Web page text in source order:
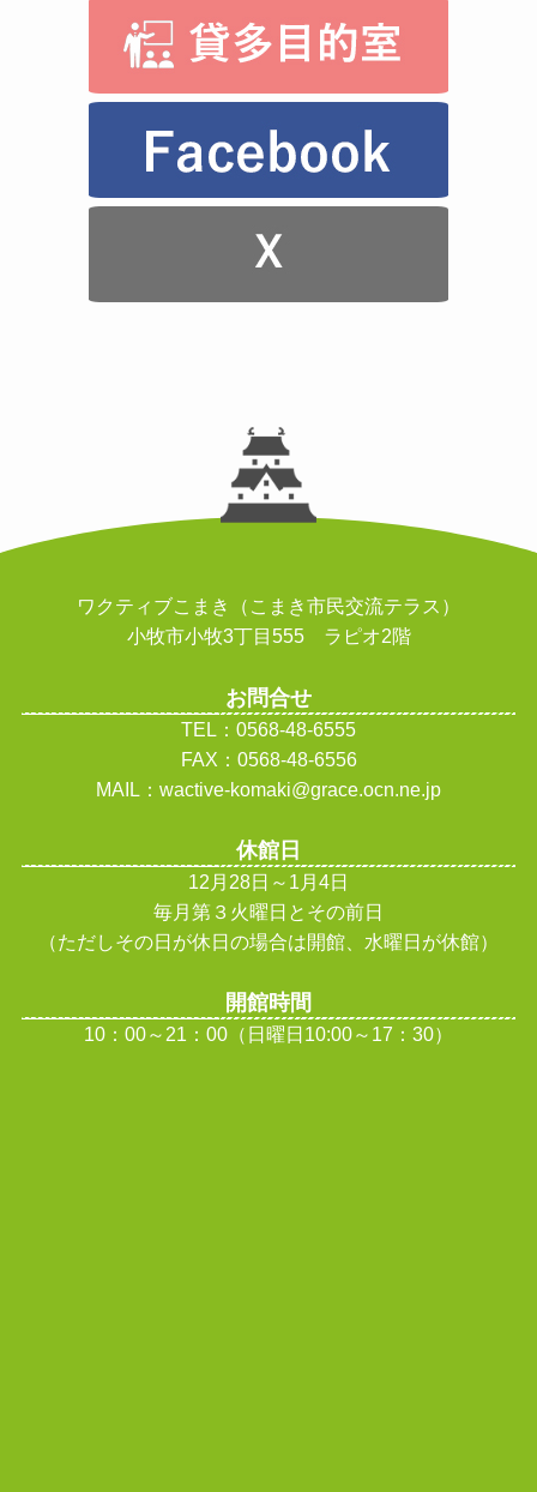
ワクティブこまき（こまき市民交流テラス）
小牧市小牧3丁目555 ラピオ2階
お問合せ
TEL：0568-48-6555
FAX：0568-48-6556
MAIL：wactive-komaki@grace.ocn.ne.jp
休館日
12月28日～1月4日
毎月第３火曜日とその前日
（ただしその日が休日の場合は開館、水曜日が休館）
開館時間
10：00～21：00（日曜日10:00～17：30）